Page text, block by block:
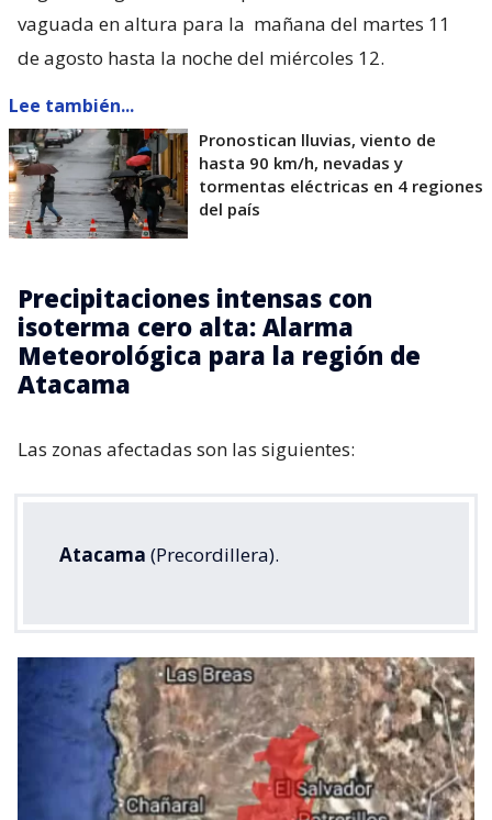
vaguada en altura para la mañana del martes 11
de agosto hasta la noche del miércoles 12.
Lee también...
Pronostican lluvias, viento de
hasta 90 km/h, nevadas y
tormentas eléctricas en 4 regiones
del país
Precipitaciones intensas con
isoterma cero alta: Alarma
Meteorológica para la región de
Atacama
Las zonas afectadas son las siguientes:
Atacama (Precordillera).